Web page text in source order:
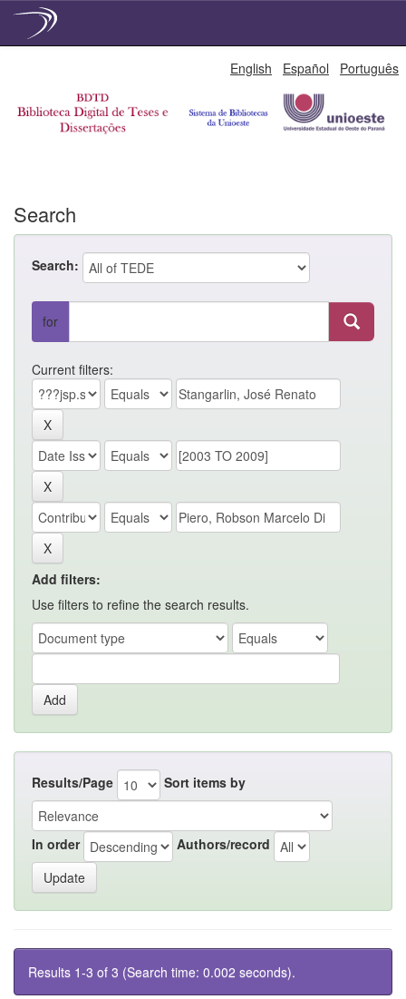
English Español Português
Search
Search:
for
Current filters:
Add filters:
Use filters to refine the search results.
Results/Page Sort items by
In order Authors/record
Results 1-3 of 3 (Search time: 0.002 seconds).